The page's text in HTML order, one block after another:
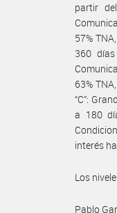
partir
57%
360 días
63%
“C”:
a 180
interés
Los
Pablo